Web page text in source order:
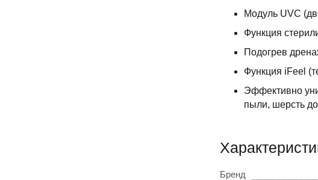
Модуль UVC
Функция
Подогрев
Функция iFeel
Эффективно
пыли, шерсть
Бренд